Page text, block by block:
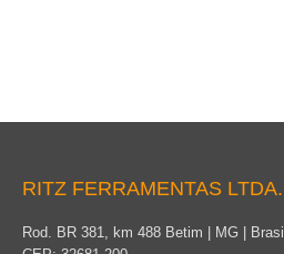
RITZ FERRAMENTAS LTDA.
Rod. BR 381, km 488 Betim | MG | Brasil